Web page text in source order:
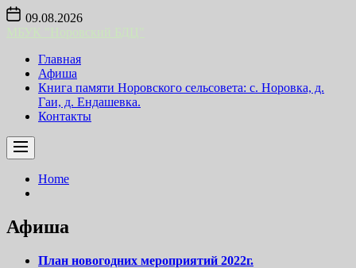
Skip
content
09.08.2026
Главная
Афиша
Книга памяти Норовского сельсовета: с. Норовка, д.
Гаи, д. Ендашевка.
Контакты
Home
Афиша
План новогодних мероприятий 2022г.